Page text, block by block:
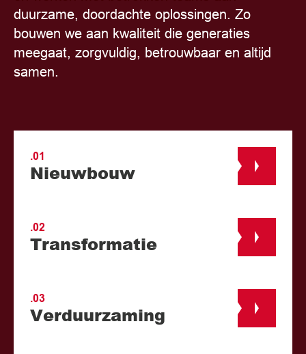
duurzame, doordachte oplossingen. Zo
bouwen we aan kwaliteit die generaties
meegaat, zorgvuldig, betrouwbaar en altijd
samen.
.01
Nieuwbouw
.02
Transformatie
.03
Verduurzaming